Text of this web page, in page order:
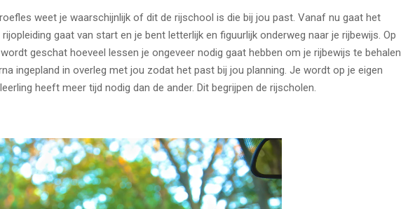
weet je waarschijnlijk of dit de rijschool is die bij jou past. Vanaf nu gaat het
gaat van start en je bent letterlijk en figuurlijk onderweg naar je rijbewijs. Op
geschat hoeveel lessen je ongeveer nodig gaat hebben om je rijbewijs te behalen.
ingepland in overleg met jou zodat het past bij jou planning. Je wordt op je eigen
heeft meer tijd nodig dan de ander. Dit begrijpen de rijscholen.